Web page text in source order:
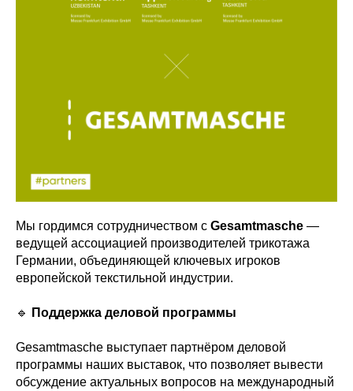
Мы гордимся сотрудничеством с Gesamtmasche —
ведущей ассоциацией производителей трикотажа
Германии, объединяющей ключевых игроков
европейской текстильной индустрии.
🔹 Поддержка деловой программы
Gesamtmasche выступает партнёром деловой
программы наших выставок, что позволяет вывести
обсуждение актуальных вопросов на международный